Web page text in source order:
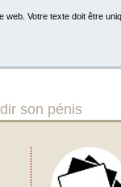
Votre texte doit être
son pénis